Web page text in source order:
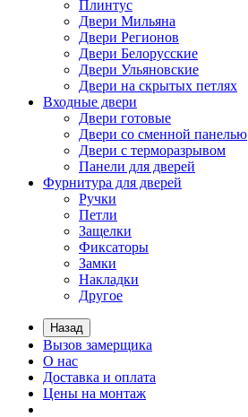
Плинтус
Двери Мильяна
Двери Регионов
Двери Белорусские
Двери Ульяновские
Двери на скрытых петлях
Входные двери
Двери готовые
Двери со сменной панелью
Двери с терморазрывом
Панели для дверей
Фурнитура для дверей
Ручки
Петли
Защелки
Фиксаторы
Замки
Накладки
Другое
Назад
Вызов замерщика
О нас
Доставка и оплата
Цены на монтаж